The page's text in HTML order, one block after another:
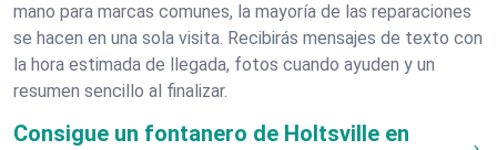
mano para marcas comunes, la mayoría de las reparaciones
se hacen en una sola visita. Recibirás mensajes de texto con
la hora estimada de llegada, fotos cuando ayuden y un
resumen sencillo al finalizar.
Consigue un fontanero de Holtsville en